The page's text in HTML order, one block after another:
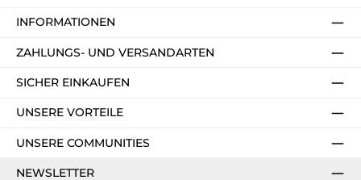
INFORMATIONEN
ZAHLUNGS- UND VERSANDARTEN
SICHER EINKAUFEN
UNSERE VORTEILE
UNSERE COMMUNITIES
NEWSLETTER